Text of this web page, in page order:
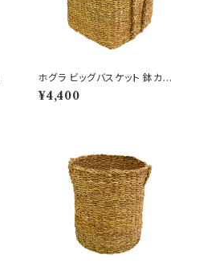
ホグラ ビッグバスケット 鉢カバ
ー 四角 L 10号鉢対応
¥4,400